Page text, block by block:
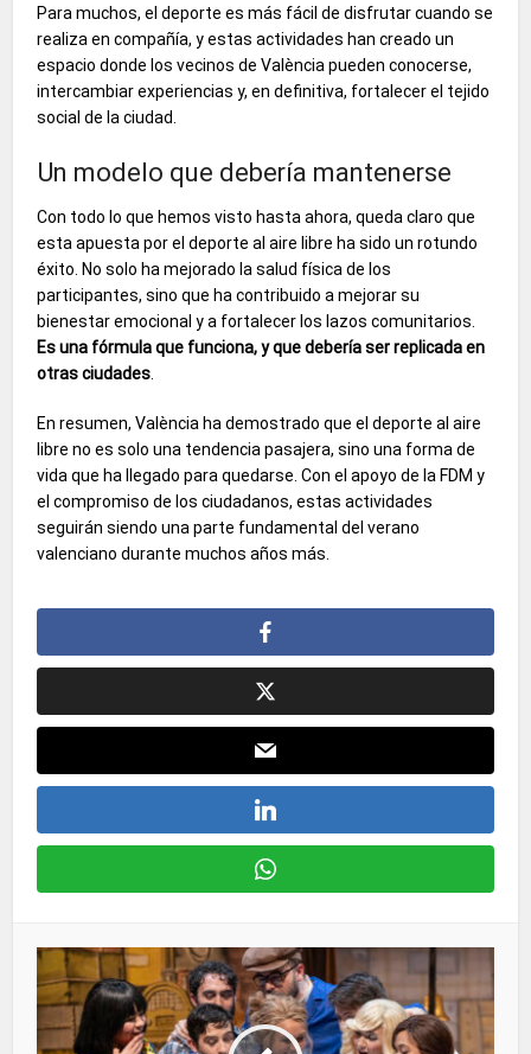
Para muchos, el deporte es más fácil de disfrutar cuando se
realiza en compañía, y estas actividades han creado un
espacio donde los vecinos de València pueden conocerse,
intercambiar experiencias y, en definitiva, fortalecer el tejido
social de la ciudad.
Un modelo que debería mantenerse
Con todo lo que hemos visto hasta ahora, queda claro que
esta apuesta por el deporte al aire libre ha sido un rotundo
éxito. No solo ha mejorado la salud física de los
participantes, sino que ha contribuido a mejorar su
bienestar emocional y a fortalecer los lazos comunitarios.
Es una fórmula que funciona, y que debería ser replicada en
otras ciudades
En resumen, València ha demostrado que el deporte al aire
libre no es solo una tendencia pasajera, sino una forma de
vida que ha llegado para quedarse. Con el apoyo de la FDM y
el compromiso de los ciudadanos, estas actividades
seguirán siendo una parte fundamental del verano
valenciano durante muchos años más.